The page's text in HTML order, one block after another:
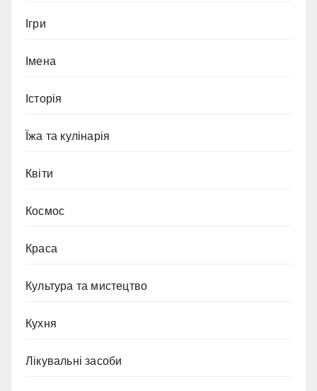
Ігри
Імена
Історія
Їжа та кулінарія
Квіти
Космос
Краса
Культура та мистецтво
Кухня
Лікувальні засоби